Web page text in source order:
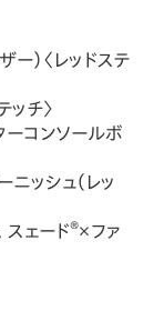
ー）〈レッドステ
ッチ〉
ーコンソールボ
ッシュ（レッ
スェード®×ファ